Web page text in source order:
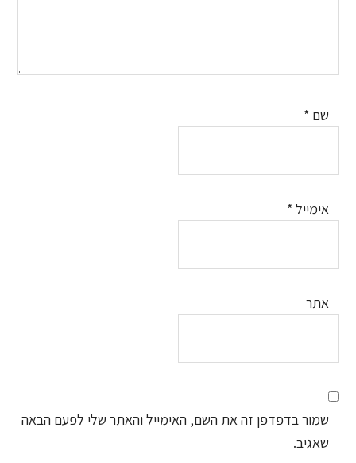
שם *
אימייל *
אתר
שמור בדפדפן זה את השם, האימייל והאתר שלי לפעם הבאה
שאגיב.